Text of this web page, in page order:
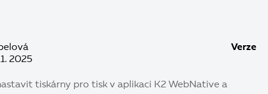
2025
Verze
tiskárny pro tisk v aplikaci K2 WebNative a